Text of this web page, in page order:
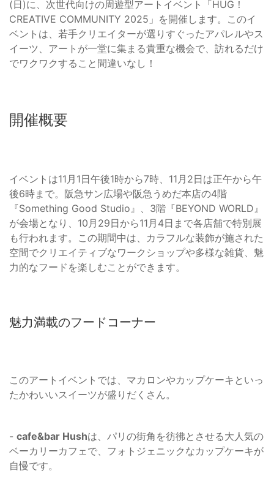
(日)に、次世代向けの周遊型アートイベント「HUG！
CREATIVE COMMUNITY 2025」を開催します。このイ
ベントは、若手クリエイターが選りすぐったアパレルやス
イーツ、アートが一堂に集まる貴重な機会で、訪れるだけ
でワクワクすること間違いなし！
開催概要
イベントは11月1日午後1時から7時、11月2日は正午から午
後6時まで。阪急サン広場や阪急うめだ本店の4階
『Something Good Studio』、3階『BEYOND WORLD』
が会場となり、10月29日から11月4日まで各店舗で特別展
も行われます。この期間中は、カラフルな装飾が施された
空間でクリエイティブなワークショップや多様な雑貨、魅
力的なフードを楽しむことができます。
魅力満載のフードコーナー
このアートイベントでは、マカロンやカップケーキといっ
たかわいいスイーツが盛りだくさん。
- cafe&bar Hushは、パリの街角を彷彿とさせる大人気の
ベーカリーカフェで、フォトジェニックなカップケーキが
自慢です。